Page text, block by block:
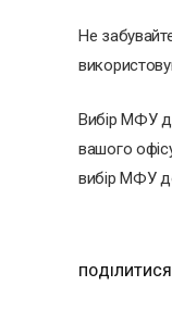
Не
Вибір МФУ
вашого
вибір МФУ
ПОДІЛИТИСЯ